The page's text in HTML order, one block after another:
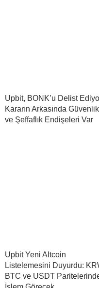
Upbit, BONK’u Delist
Kararın Arkasında Güvenlik
ve Şeffaflık Endişeleri Var
Upbit Yeni Altcoin
Listelemesini Duyurdu:
BTC ve USDT